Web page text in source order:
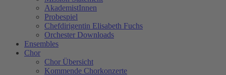
AkademistInnen
Probespiel
Chefdirigentin Elisabeth Fuchs
Orchester Downloads
Ensembles
Chor
Chor Übersicht
Kommende Chorkonzerte